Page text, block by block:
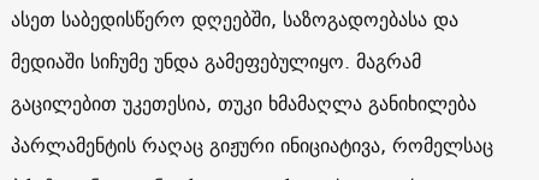
ასეთ საბედისწერო დღეებში, საზოგადოებასა და
მედიაში სიჩუმე უნდა გამეფებულიყო. მაგრამ
გაცილებით უკეთესია, თუკი ხმამაღლა განიხილება
პარლამენტის რაღაც გიჟური ინიციატივა, რომელსაც